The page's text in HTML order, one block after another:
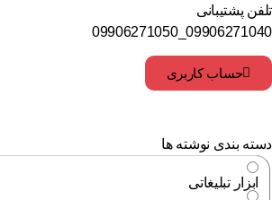
تلفن پشتیبانی
09906271040_09906271050
حساب کاربری
دسته بندی نوشته ها
ابزار تبلیغاتی